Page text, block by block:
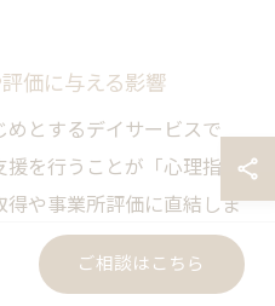
価に与える影響
とするデイサービスで
援を行うことが「心理指導
や事業所評価に直結しま
理士や公認心理師といった
の配置が必須です。
ご相談はこちら